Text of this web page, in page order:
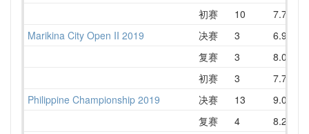
初赛
10 7.75
Marikina City Open II 2019
决赛 3
6.93
复赛
3
8.03
初赛
3
7.78
Philippine Championship 2019
决赛 13 9.07
复赛
4
8.25